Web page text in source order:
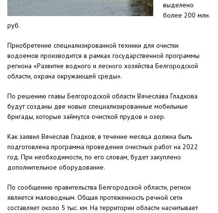
выделено
более 200 млн.
руб.
Приобретение специализированной техники для очистки
водоемов производится в рамках государственной программы
региона «Развитие водного и лесного хозяйства Белгородской
области, охрана окружающей среды».
По решению главы Белгородской области Вячеслава Гладкова
будут созданы две новые специализированные мобильные
бригады, которые займутся очисткой прудов и озер.
Как заявил Вячеслав Гладков, в течение месяца должна быть
подготовлена программа проведения очистных работ на 2022
год. При необходимости, по его словам, будет закуплено
дополнительное оборудование.
По сообщению правительства Белгородской области, регион
является маловодным. Общая протяженность речной сети
составляет около 5 тыс. км. На территории области насчитывает